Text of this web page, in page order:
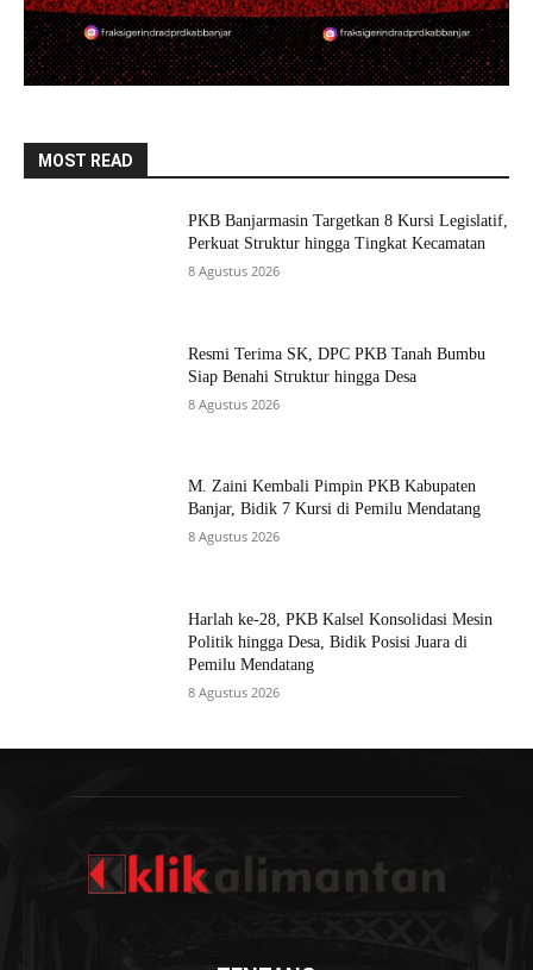
MOST READ
PKB Banjarmasin Targetkan 8 Kursi Legislatif,
Perkuat Struktur hingga Tingkat Kecamatan
8 Agustus 2026
Resmi Terima SK, DPC PKB Tanah Bumbu
Siap Benahi Struktur hingga Desa
8 Agustus 2026
M. Zaini Kembali Pimpin PKB Kabupaten
Banjar, Bidik 7 Kursi di Pemilu Mendatang
8 Agustus 2026
Harlah ke-28, PKB Kalsel Konsolidasi Mesin
Politik hingga Desa, Bidik Posisi Juara di
Pemilu Mendatang
8 Agustus 2026